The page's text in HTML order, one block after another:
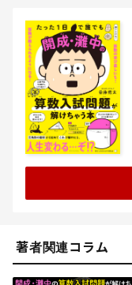
著者関連コラム